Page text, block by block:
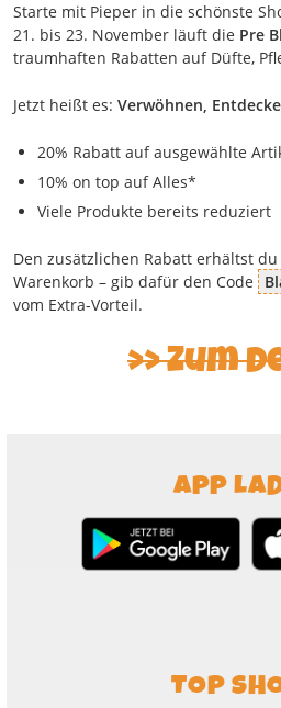
Starte mit Pieper in die schönste
21. bis 23. November läuft die Pre
traumhaften Rabatten auf Düfte,
Jetzt heißt es: Verwöhnen,
20% Rabatt auf ausgewählte
10% on top auf Alles*
Viele Produkte bereits reduziert
Den zusätzlichen Rabatt erhältst
Warenkorb – gib dafür den Code
vom Extra-Vorteil.
Zum
APP
TOP